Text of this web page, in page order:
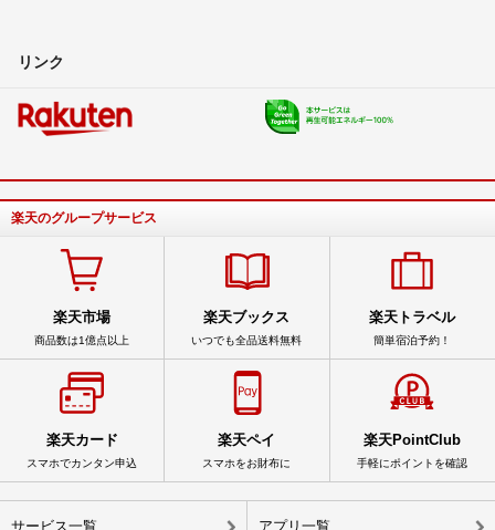
リンク
楽天のグループサービス
楽天市場
商品数は1億点以上
楽天ブックス
いつでも全品送料無料
楽天トラベル
簡単宿泊予約！
楽天カード
スマホでカンタン申込
楽天ペイ
スマホをお財布に
楽天PointClub
手軽にポイントを確認
サービス一覧 アプリ一覧